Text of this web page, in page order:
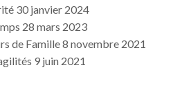
30 janvier 2024
28 mars 2023
de Famille8 novembre 2021
9 juin 2021